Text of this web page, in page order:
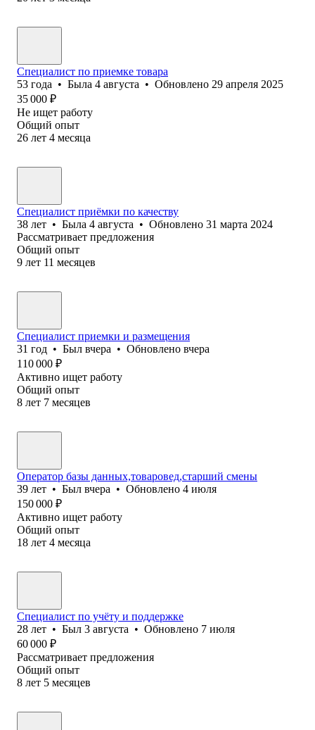
Специалист по приемке товара
53 года • Была 4 августа • Обновлено 29 апреля 2025
35 000 ₽
Не ищет работу
Общий опыт
26 лет 4 месяца
Специалист приёмки по качеству
38 лет • Была 4 августа • Обновлено 31 марта 2024
Рассматривает предложения
Общий опыт
9 лет 11 месяцев
Специалист приемки и размещения
31 год • Был вчера • Обновлено вчера
110 000 ₽
Активно ищет работу
Общий опыт
8 лет 7 месяцев
Оператор базы данных,товаровед,старший смены
39 лет • Был вчера • Обновлено 4 июля
150 000 ₽
Активно ищет работу
Общий опыт
18 лет 4 месяца
Специалист по учёту и поддержке
28 лет • Был 3 августа • Обновлено 7 июля
60 000 ₽
Рассматривает предложения
Общий опыт
8 лет 5 месяцев